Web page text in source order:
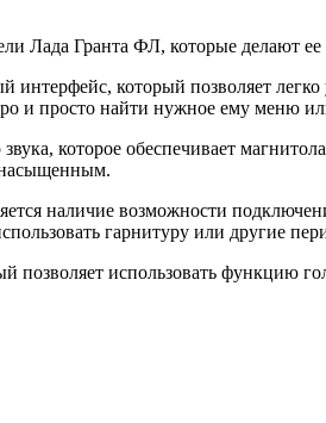
Лада Гранта ФЛ, которые делают
интерфейс, который позволяет
и просто найти нужное ему меню
которое обеспечивает
насыщенным.
наличие возможности
гарнитуру или другие
позволяет использовать функцию